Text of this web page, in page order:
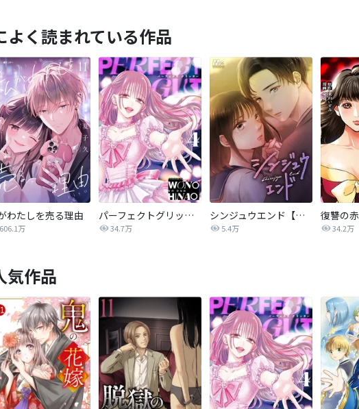
よく読まれている作品
わたしを売る理由
606.1万
パーフェクトグリッター
34.7万
シンジュウエンド【タテヨミ】
5.4万 34.2万
気作品